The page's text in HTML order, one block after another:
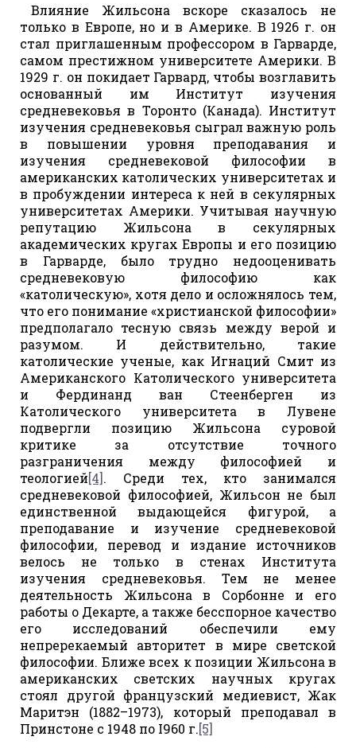
Влияние Жильсона вскоре сказалось не
только в Европе, но и в Америке. В 1926 г. он
стал приглашенным профессором в Гарварде,
самом престижном университете Америки. В
1929 г. он покидает Гарвард, чтобы возглавить
основанный им Институт изучения
средневековья в Торонто (Канада). Институт
изучения средневековья сыграл важную роль
в повышении уровня преподавания и
изучения средневековой философии в
американских католических университетах и
в пробуждении интереса к ней в секулярных
университетах Америки. Учитывая научную
репутацию Жильсона в секулярных
академических кругах Европы и его позицию
в Гарварде, было трудно недооценивать
средневековую философию как
«католическую», хотя дело и осложнялось тем,
что его понимание «христианской философии»
предполагало тесную связь между верой и
разумом. И действительно, такие
католические ученые, как Игнаций Смит из
Американского Католического университета
и Фердинанд ван Стеенберген из
Католического университета в Лувене
подвергли позицию Жильсона суровой
критике за отсутствие точного
разграничения между философией и
теологией[4]. Среди тех, кто занимался
средневековой философией, Жильсон не был
единственной выдающейся фигурой, а
преподавание и изучение средневековой
философии, перевод и издание источников
велось не только в стенах Института
изучения средневековья. Тем не менее
деятельность Жильсона в Сорбонне и его
работы о Декарте, а также бесспорное качество
его исследований обеспечили ему
непререкаемый авторитет в мире светской
философии. Ближе всех к позиции Жильсона в
американских светских научных кругах
стоял другой французский медиевист, Жак
Маритэн (1882–1973), который преподавал в
Принстоне с 1948 по I960 г.[5]